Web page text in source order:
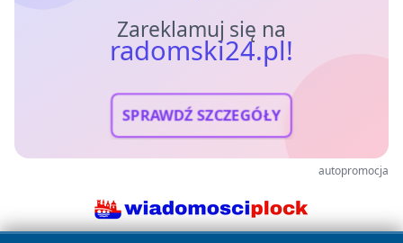
Zareklamuj się na
radomski24.pl!
SPRAWDŹ SZCZEGÓŁY
autopromocja